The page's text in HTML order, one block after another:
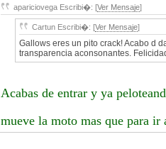
apariciovega Escribi�: [Ver Mensaje]
Cartun Escribi�: [Ver Mensaje]
Gallows eres un pito crack! Acabo d
transparencia aconsonantes.
Acabas de entrar y ya
mueve la moto mas que para ir